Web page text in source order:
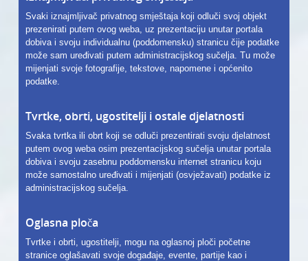
Svaki iznajmljivač privatnog smještaja koji odluči svoj objekt
prezenirati putem ovog weba, uz prezentaciju unutar portala
dobiva i svoju individualnu (poddomensku) stranicu čije podatke
može sam uređivati putem administracijskog sučelja. Tu može
mijenjati svoje fotografije, tekstove, napomene i općenito
podatke.
Tvrtke, obrti, ugostitelji i ostale djelatnosti
Svaka tvrtka ili obrt koji se odluči prezentirati svoju djelatnost
putem ovog weba osim prezentacijskog sučelja unutar portala
dobiva i svoju zasebnu poddomensku internet stranicu koju
može samostalno uređivati i mijenjati (osvježavati) podatke iz
administracijskog sučelja.
Oglasna ploča
Tvrtke i obrti, ugostitelji, mogu na oglasnoj ploči početne
stranice oglašavati svoje događaje, evente, partije kao i